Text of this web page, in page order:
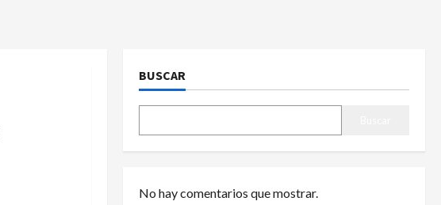
BUSCAR
No hay comentarios que mostrar.